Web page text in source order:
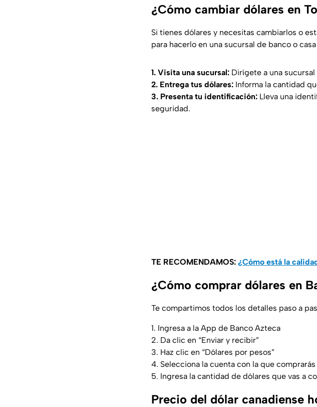
¿Cómo cambiar dólares en
Si tienes dólares y necesitas cambiarlos o
para hacerlo en una sucursal de banco o
1. Visita una sucursal: Dirígete a una
2. Entrega tus dólares: Informa la cantidad
3. Presenta tu identificación: Lleva una
seguridad.
TE RECOMENDAMOS: ¿Cómo está la
¿Cómo comprar dólares en
Te compartimos todos los detalles paso a
1. Ingresa a la App de Banco Azteca
2. Da clic en “Enviar y recibir”
3. Haz clic en “Dólares por pesos”
4. Selecciona la cuenta con la que
5. Ingresa la cantidad de dólares que vas a
Precio del dólar canadiense